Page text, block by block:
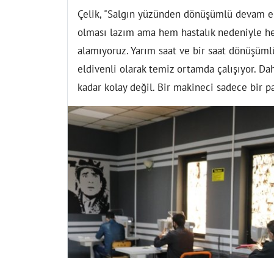
Çelik, "Salgın yüzünden dönüşümlü
olması lazım ama hem hastalık
alamıyoruz. Yarım saat ve bir saat
eldivenli olarak temiz ortamda çalışıyor.
kadar kolay değil. Bir makineci sadece bir